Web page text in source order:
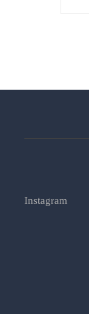
Instagram